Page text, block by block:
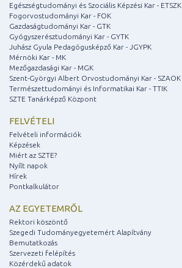
Egészségtudományi és Szociális Képzési Kar - ETSZK
Fogorvostudományi Kar - FOK
Gazdaságtudományi Kar - GTK
Gyógyszerésztudományi Kar - GYTK
Juhász Gyula Pedagógusképző Kar - JGYPK
Mérnöki Kar - MK
Mezőgazdasági Kar - MGK
Szent-Györgyi Albert Orvostudományi Kar - SZAOK
Természettudományi és Informatikai Kar - TTIK
SZTE Tanárképző Központ
FELVÉTELI
Felvételi információk
Képzések
Miért az SZTE?
Nyílt napok
Hírek
Pontkalkulátor
AZ EGYETEMRŐL
Rektori köszöntő
Szegedi Tudományegyetemért Alapítvány
Bemutatkozás
Szervezeti felépítés
Közérdekű adatok